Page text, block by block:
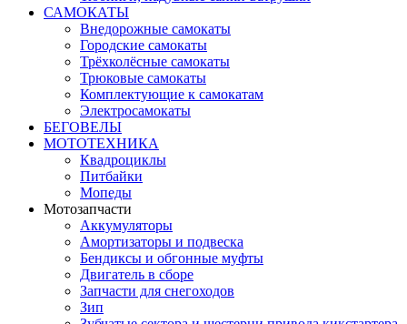
САМОКАТЫ
Внедорожные самокаты
Городские самокаты
Трёхколёсные самокаты
Трюковые самокаты
Комплектующие к самокатам
Электросамокаты
БЕГОВЕЛЫ
МОТОТЕХНИКА
Квадроциклы
Питбайки
Мопеды
Мотозапчасти
Аккумуляторы
Амортизаторы и подвеска
Бендиксы и обгонные муфты
Двигатель в сборе
Запчасти для снегоходов
Зип